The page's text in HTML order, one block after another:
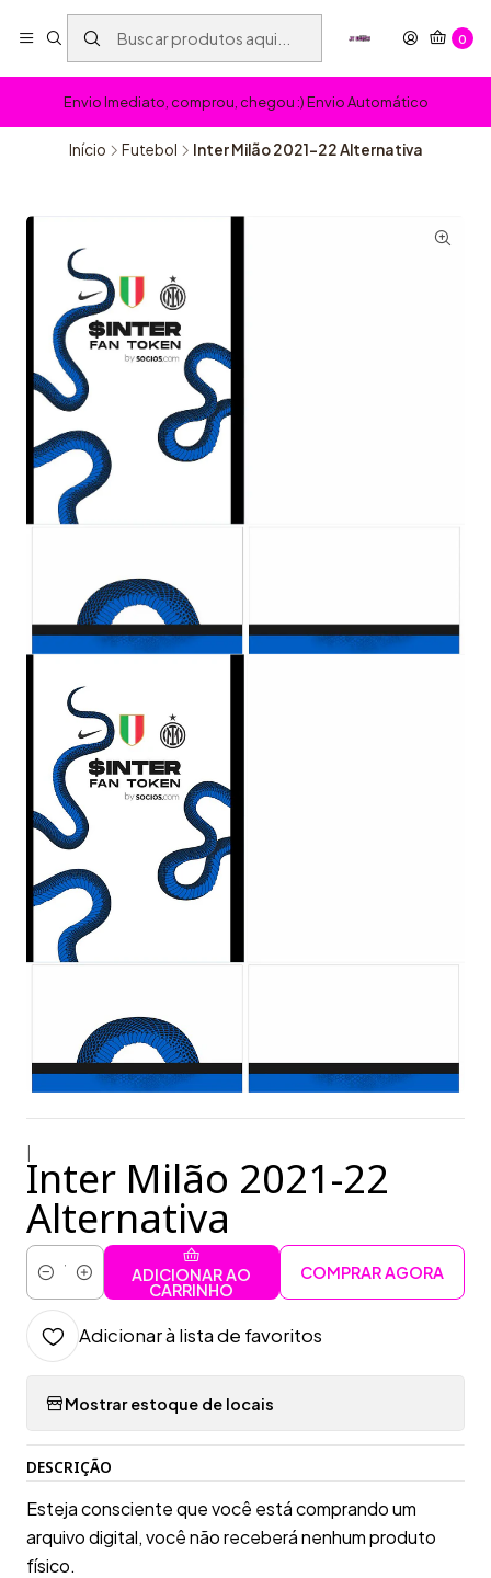
0
Envio Imediato, comprou, chegou :) Envio Automático
Início Futebol Inter Milão 2021-22 Alternativa
Inter Milão 2021-22
Alternativa
Quantidade
ADICIONAR AO
CARRINHO
COMPRAR AGORA
Adicionar à lista de favoritos
Mostrar estoque de locais
DESCRIÇÃO
Esteja consciente que você está comprando um
arquivo digital, você não receberá nenhum produto
físico.